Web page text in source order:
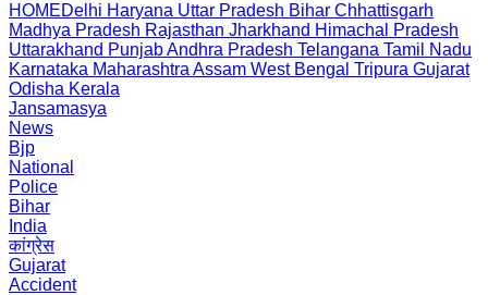
HOMEDelhi Haryana Uttar Pradesh Bihar Chhattisgarh
Madhya Pradesh Rajasthan Jharkhand Himachal Pradesh
Uttarakhand PunjabAndhra Pradesh Telangana Tamil Nadu
Karnataka Maharashtra Assam West Bengal Tripura Gujarat
Odisha Kerala
Jansamasya
News
Bjp
National
Police
Bihar
India
कांग्रेस
Gujarat
Accident